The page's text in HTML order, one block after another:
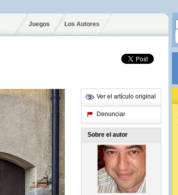
Juegos Los Autores
Ver el artículo original
Denunciar
Sobre el autor